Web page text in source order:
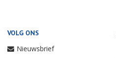
VOLG ONS
Nieuwsbrief